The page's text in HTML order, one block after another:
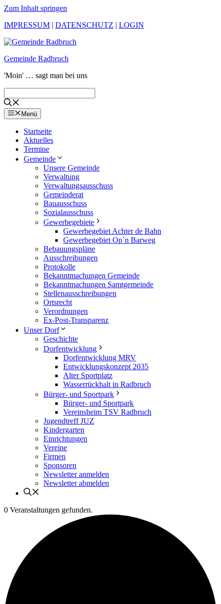
Zum Inhalt springen
IMPRESSUM | DATENSCHUTZ | LOGIN
Gemeinde Radbruch
'Moin' … sagt man bei uns
Menü
Startseite
Aktuelles
Termine
Gemeinde
Unsere Gemeinde
Verwaltung
Verwaltungsausschuss
Gemeinderat
Bauausschuss
Sozialausschuss
Gewerbegebiete
Gewerbegebiet Achter de Bahn
Gewerbegebiet Op´n Barweg
Bebauungspläne
Ausschreibungen
Protokolle
Bekanntmachungen Gemeinde
Bekanntmachungen Samtgemeinde
Stellenausschreibungen
Ortsrecht
Verordnungen
Ex-Post-Transparenz
Unser Dorf
Geschichte
Dorfentwicklung
Dorfentwicklung MRV
Entwicklungskonzept 2035
Alter Sportplatz
Wasserrückhalt in Radbruch
Bürger- und Sportpark
Bürger- und Sportpark
Vereinsheim TSV Radbruch
Jugendtreff JUZ
Kindergarten
Einrichtungen
Vereine
Firmen
Sponsoren
Newsletter anmelden
Newsletter abmelden
0 Veranstaltungen gefunden.